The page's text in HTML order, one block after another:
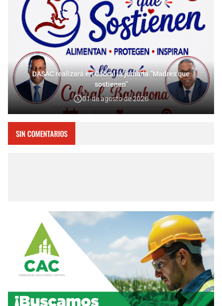
DASAC realizará en Cabral la jornada “Madres que
sostienen”
01 de agosto de 2026
SIN COMENTARIOS